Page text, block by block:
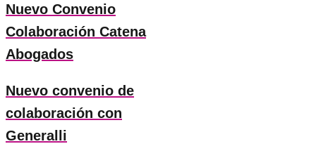
Nuevo Convenio
Colaboración Catena
Abogados
Nuevo convenio de
colaboración con
Generalli